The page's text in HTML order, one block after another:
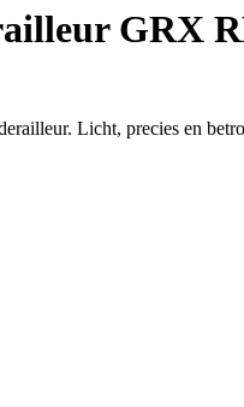
GRX
Licht, precies en